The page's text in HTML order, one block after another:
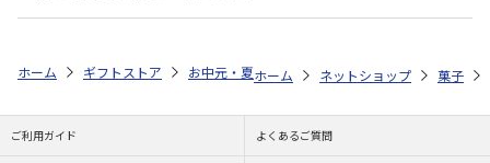
ホーム ギフトストア お中元・夏ギフト特集 2026 ゆうゆうギフト
ホーム ネットショップ 菓子
ご利用ガイド よくあるご質問